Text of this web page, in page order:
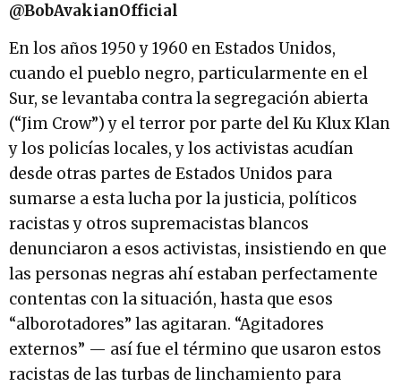
@BobAvakianOfficial
En los años 1950 y 1960 en Estados Unidos,
cuando el pueblo negro, particularmente en el
Sur, se levantaba contra la segregación abierta
(“Jim Crow”) y el terror por parte del Ku Klux Klan
y los policías locales, y los activistas acudían
desde otras partes de Estados Unidos para
sumarse a esta lucha por la justicia, políticos
racistas y otros supremacistas blancos
denunciaron a esos activistas, insistiendo en que
las personas negras ahí estaban perfectamente
contentas con la situación, hasta que esos
“alborotadores” las agitaran. “Agitadores
externos” — así fue el término que usaron estos
racistas de las turbas de linchamiento para